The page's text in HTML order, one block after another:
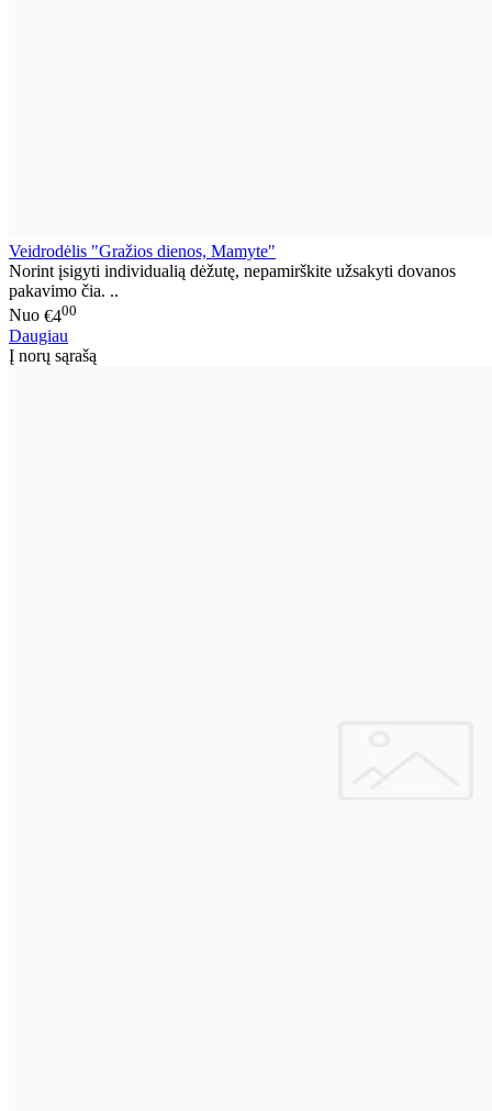
Veidrodėlis "Gražios dienos, Mamyte"
Norint įsigyti individualią dėžutę, nepamirškite užsakyti dovanos
pakavimo čia. ..
Nuo €400
Daugiau
Į norų sąrašą